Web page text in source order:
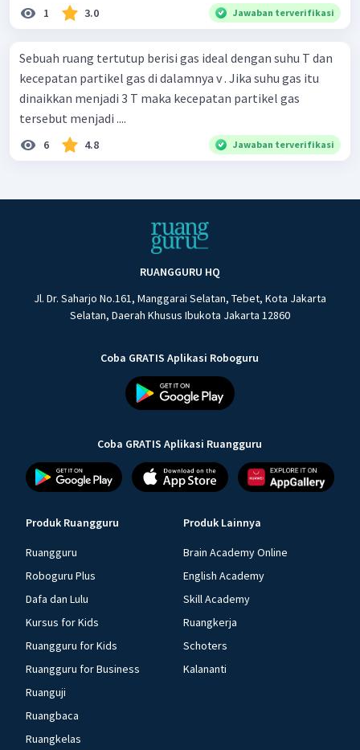
1 3.0 Jawaban terverifikasi
Sebuah ruang tertutup berisi gas ideal dengan suhu T dan
kecepatan partikel gas di dalamnya v . Jika suhu gas itu
dinaikkan menjadi 3 T maka kecepatan partikel gas
tersebut menjadi ....
6 4.8 Jawaban terverifikasi
RUANGGURU HQ
Jl. Dr. Saharjo No.161, Manggarai Selatan, Tebet, Kota Jakarta
Selatan, Daerah Khusus Ibukota Jakarta 12860
Coba GRATIS Aplikasi Roboguru
Coba GRATIS Aplikasi Ruangguru
Produk Ruangguru
Ruangguru
Roboguru Plus
Dafa dan Lulu
Kursus for Kids
Ruangguru for Kids
Ruangguru for Business
Ruanguji
Ruangbaca
Ruangkelas
Produk Lainnya
Brain Academy Online
English Academy
Skill Academy
Ruangkerja
Schoters
Kalananti